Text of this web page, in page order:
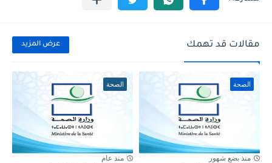
مقالات قد تهمك عرض المزيد
الصحة
منذ بضع شهور
الصحة
منذ عام